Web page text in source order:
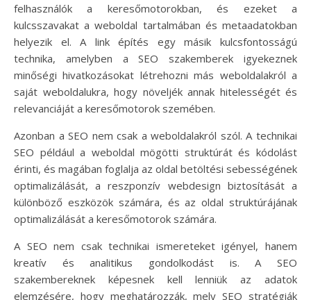
felhasználók a keresőmotorokban, és ezeket a
kulcsszavakat a weboldal tartalmában és metaadatokban
helyezik el. A link építés egy másik kulcsfontosságú
technika, amelyben a SEO szakemberek igyekeznek
minőségi hivatkozásokat létrehozni más weboldalakról a
saját weboldalukra, hogy növeljék annak hitelességét és
relevanciáját a keresőmotorok szemében.
Azonban a SEO nem csak a weboldalakról szól. A technikai
SEO például a weboldal mögötti struktúrát és kódolást
érinti, és magában foglalja az oldal betöltési sebességének
optimalizálását, a reszponzív webdesign biztosítását a
különböző eszközök számára, és az oldal struktúrájának
optimalizálását a keresőmotorok számára.
A SEO nem csak technikai ismereteket igényel, hanem
kreatív és analitikus gondolkodást is. A SEO
szakembereknek képesnek kell lenniük az adatok
elemzésére, hogy meghatározzák, mely SEO stratégiák